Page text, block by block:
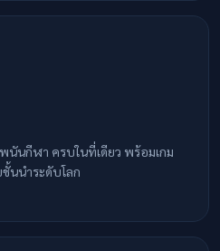
นันกีฬา ครบในที่เดียว พร้อมเกม
นนำระดับโลก